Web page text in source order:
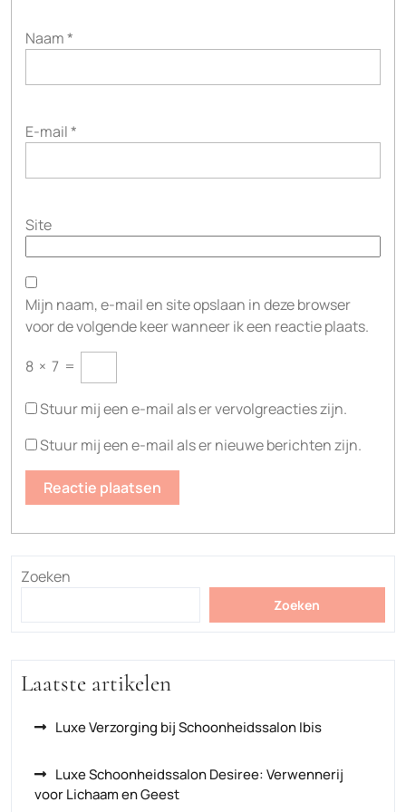
Naam*
E-mail*
Site
Mijn naam, e-mail en site opslaan in deze browser
voor de volgende keer wanneer ik een reactie plaats.
8 × 7 =
Stuur mij een e-mail als er vervolgreacties zijn.
Stuur mij een e-mail als er nieuwe berichten zijn.
Zoeken
Zoeken
Laatste artikelen
Luxe Verzorging bij Schoonheidssalon Ibis
Luxe Schoonheidssalon Desiree: Verwennerij
voor Lichaam en Geest